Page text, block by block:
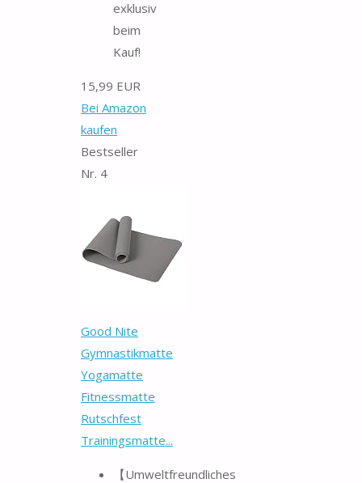
exklusiv
beim
Kauf!
15,99 EUR
Bei Amazon
kaufen
Bestseller
Nr. 4
Good Nite
Gymnastikmatte
Yogamatte
Fitnessmatte
Rutschfest
Trainingsmatte...
【Umweltfreundliches